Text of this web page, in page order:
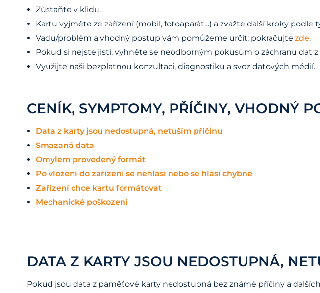
Zůstaňte v klidu.
Kartu vyjměte ze zařízení (mobil, fotoaparát…) a zvažte další kroky podle
Vadu/problém a vhodný postup vám pomůžeme určit: pokračujte zde.
Pokud si nejste jisti, vyhněte se neodborným pokusům o záchranu dat
Využijte naši bezplatnou konzultaci, diagnostiku a svoz datových médií.
CENÍK, SYMPTOMY, PŘÍČINY, VHODNÝ
Data z karty jsou nedostupná, netuším příčinu
Smazaná data
Omylem provedený formát
Po vložení do zařízení se nehlásí nebo se hlásí chybně
Zařízení chce kartu formátovat
Mechanické poškození
DATA Z KARTY JSOU NEDOSTUPNÁ,
Pokud jsou data z paměťové karty nedostupná bez známé příčiny a